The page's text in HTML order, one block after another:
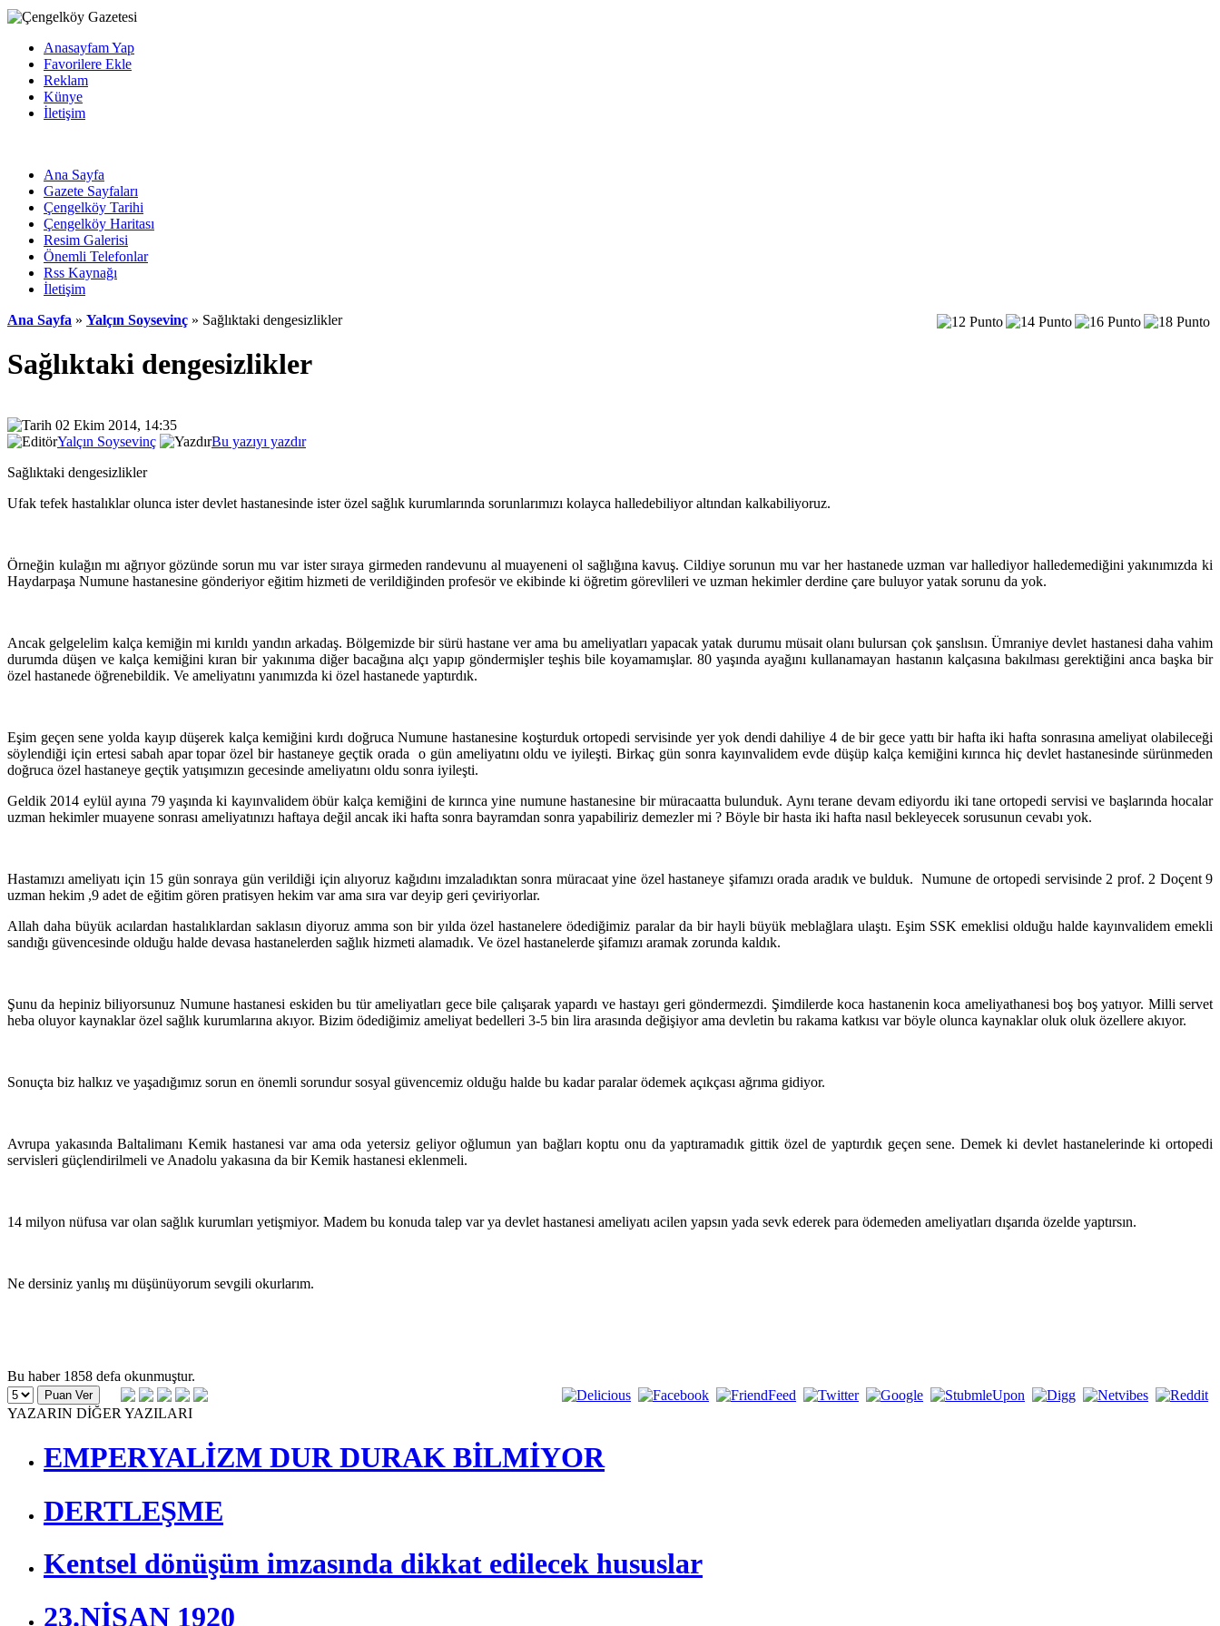
Anasayfam Yap
Favorilere Ekle
Reklam
Künye
İletişim
Ana Sayfa
Gazete Sayfaları
Çengelköy Tarihi
Çengelköy Haritası
Resim Galerisi
Önemli Telefonlar
Rss Kaynağı
İletişim
Ana Sayfa » Yalçın Soysevinç » Sağlıktaki dengesizlikler
Sağlıktaki dengesizlikler
02 Ekim 2014, 14:35
Yalçın Soysevinç
Bu yazıyı yazdır
Sağlıktaki dengesizlikler
Ufak tefek hastalıklar olunca ister devlet hastanesinde ister özel sağlık kurumlarında sorunlarımızı kolayca halledebiliyor altından kalkabiliyoruz.
Örneğin kulağın mı ağrıyor gözünde sorun mu var ister sıraya girmeden randevunu al muayeneni ol sağlığına kavuş. Cildiye sorunun mu var her hastanede uzman var hallediyor halledemediğini yakınımızda ki
Haydarpaşa Numune hastanesine gönderiyor eğitim hizmeti de verildiğinden profesör ve ekibinde ki öğretim görevlileri ve uzman hekimler derdine çare buluyor yatak sorunu da yok.
Ancak gelgelelim kalça kemiğin mi kırıldı yandın arkadaş. Bölgemizde bir sürü hastane ver ama bu ameliyatları yapacak yatak durumu müsait olanı bulursan çok şanslısın. Ümraniye devlet hastanesi daha vahim
durumda düşen ve kalça kemiğini kıran bir yakınıma diğer bacağına alçı yapıp göndermişler teşhis bile koyamamışlar. 80 yaşında ayağını kullanamayan hastanın kalçasına bakılması gerektiğini anca başka bir
özel hastanede öğrenebildik. Ve ameliyatını yanımızda ki özel hastanede yaptırdık.
Eşim geçen sene yolda kayıp düşerek kalça kemiğini kırdı doğruca Numune hastanesine koşturduk ortopedi servisinde yer yok dendi dahiliye 4 de bir gece yattı bir hafta iki hafta sonrasına ameliyat olabileceği
söylendiği için ertesi sabah apar topar özel bir hastaneye geçtik orada o gün ameliyatını oldu ve iyileşti. Birkaç gün sonra kayınvalidem evde düşüp kalça kemiğini kırınca hiç devlet hastanesinde sürünmeden
doğruca özel hastaneye geçtik yatışımızın gecesinde ameliyatını oldu sonra iyileşti.
Geldik 2014 eylül ayına 79 yaşında ki kayınvalidem öbür kalça kemiğini de kırınca yine numune hastanesine bir müracaatta bulunduk. Aynı terane devam ediyordu iki tane ortopedi servisi ve başlarında hocalar
uzman hekimler muayene sonrası ameliyatınızı haftaya değil ancak iki hafta sonra bayramdan sonra yapabiliriz demezler mi ? Böyle bir hasta iki hafta nasıl bekleyecek sorusunun cevabı yok.
Hastamızı ameliyatı için 15 gün sonraya gün verildiği için alıyoruz kağıdını imzaladıktan sonra müracaat yine özel hastaneye şifamızı orada aradık ve bulduk. Numune de ortopedi servisinde 2 prof. 2 Doçent 9
uzman hekim ,9 adet de eğitim gören pratisyen hekim var ama sıra var deyip geri çeviriyorlar.
Allah daha büyük acılardan hastalıklardan saklasın diyoruz amma son bir yılda özel hastanelere ödediğimiz paralar da bir hayli büyük meblağlara ulaştı. Eşim SSK emeklisi olduğu halde kayınvalidem emekli
sandığı güvencesinde olduğu halde devasa hastanelerden sağlık hizmeti alamadık. Ve özel hastanelerde şifamızı aramak zorunda kaldık.
Şunu da hepiniz biliyorsunuz Numune hastanesi eskiden bu tür ameliyatları gece bile çalışarak yapardı ve hastayı geri göndermezdi. Şimdilerde koca hastanenin koca ameliyathanesi boş boş yatıyor. Milli servet
heba oluyor kaynaklar özel sağlık kurumlarına akıyor. Bizim ödediğimiz ameliyat bedelleri 3-5 bin lira arasında değişiyor ama devletin bu rakama katkısı var böyle olunca kaynaklar oluk oluk özellere akıyor.
Sonuçta biz halkız ve yaşadığımız sorun en önemli sorundur sosyal güvencemiz olduğu halde bu kadar paralar ödemek açıkçası ağrıma gidiyor.
Avrupa yakasında Baltalimanı Kemik hastanesi var ama oda yetersiz geliyor oğlumun yan bağları koptu onu da yaptıramadık gittik özel de yaptırdık geçen sene. Demek ki devlet hastanelerinde ki ortopedi
servisleri güçlendirilmeli ve Anadolu yakasına da bir Kemik hastanesi eklenmeli.
14 milyon nüfusa var olan sağlık kurumları yetişmiyor. Madem bu konuda talep var ya devlet hastanesi ameliyatı acilen yapsın yada sevk ederek para ödemeden ameliyatları dışarıda özelde yaptırsın.
Ne dersiniz yanlış mı düşünüyorum sevgili okurlarım.
Bu haber 1858 defa okunmuştur.
YAZARIN DİĞER YAZILARI
EMPERYALİZM DUR DURAK BİLMİYOR
DERTLEŞME
Kentsel dönüşüm imzasında dikkat edilecek hususlar
23.NİSAN 1920